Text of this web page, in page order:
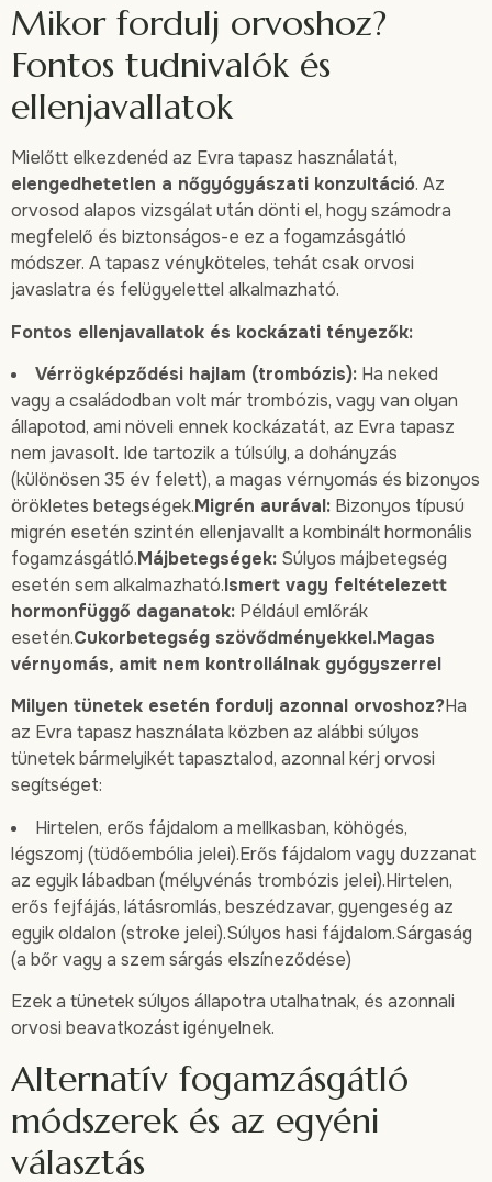
Mikor fordulj orvoshoz?
Fontos tudnivalók és
ellenjavallatok
Mielőtt elkezdenéd az Evra tapasz használatát,
elengedhetetlen a nőgyógyászati konzultáció. Az
orvosod alapos vizsgálat után dönti el, hogy számodra
megfelelő és biztonságos-e ez a fogamzásgátló
módszer. A tapasz vényköteles, tehát csak orvosi
javaslatra és felügyelettel alkalmazható.
Fontos ellenjavallatok és kockázati tényezők:
Vérrögképződési hajlam (trombózis): Ha neked
vagy a családodban volt már trombózis, vagy van olyan
állapotod, ami növeli ennek kockázatát, az Evra tapasz
nem javasolt. Ide tartozik a túlsúly, a dohányzás
(különösen 35 év felett), a magas vérnyomás és bizonyos
örökletes betegségek.Migrén aurával: Bizonyos típusú
migrén esetén szintén ellenjavallt a kombinált hormonális
fogamzásgátló.Májbetegségek: Súlyos májbetegség
esetén sem alkalmazható.Ismert vagy feltételezett
hormonfüggő daganatok: Például emlőrák
esetén.Cukorbetegség szövődményekkel.Magas
vérnyomás, amit nem kontrollálnak gyógyszerrel
Milyen tünetek esetén fordulj azonnal orvoshoz?Ha
az Evra tapasz használata közben az alábbi súlyos
tünetek bármelyikét tapasztalod, azonnal kérj orvosi
segítséget:
Hirtelen, erős fájdalom a mellkasban, köhögés,
légszomj (tüdőembólia jelei).Erős fájdalom vagy duzzanat
az egyik lábadban (mélyvénás trombózis jelei).Hirtelen,
erős fejfájás, látásromlás, beszédzavar, gyengeség az
egyik oldalon (stroke jelei).Súlyos hasi fájdalom.Sárgaság
(a bőr vagy a szem sárgás elszíneződése)
Ezek a tünetek súlyos állapotra utalhatnak, és azonnali
orvosi beavatkozást igényelnek.
Alternatív fogamzásgátló
módszerek és az egyéni
választás